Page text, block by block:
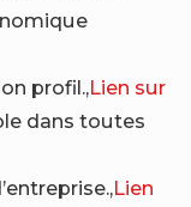
profil.,Lien sur
dans toutes
Lien